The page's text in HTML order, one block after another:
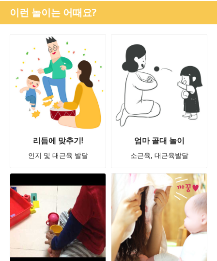
이런 놀이는 어때요?
리듬에 맞추기!
인지 및 대근육 발달
엄마 골대 놀이
소근육, 대근육발달